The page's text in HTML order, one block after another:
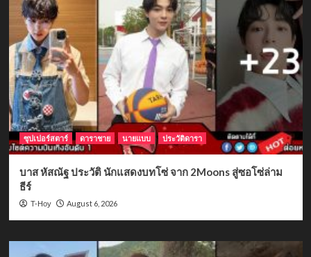
ซุปเปอร์สตาร์ ดาราชาย นายแบบ ประวัติดารา
บาส หัสณัฐ ประวัติ นักแสดงบทโซ่ จาก 2Moons สู่ซอโซ่ล่าม
ธีร์
T-Hoy August 6, 2026